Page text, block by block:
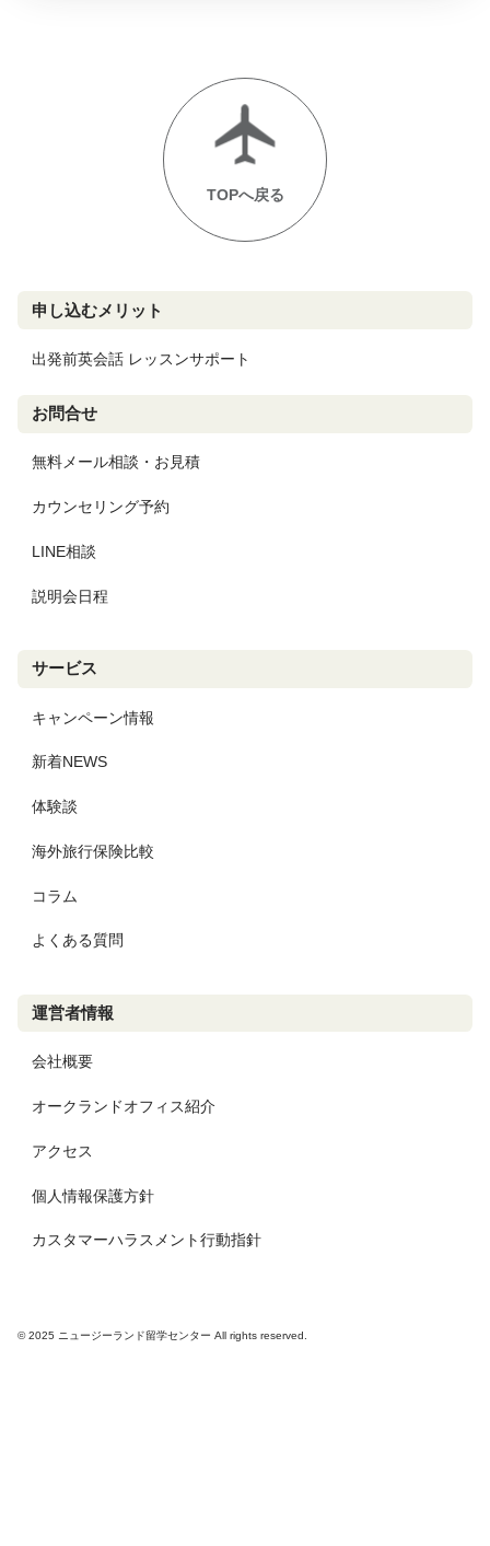
TOPへ戻る
申し込むメリット
出発前英会話 レッスンサポート
お問合せ
無料メール相談・お見積
カウンセリング予約
LINE相談
説明会日程
サービス
キャンペーン情報
新着NEWS
体験談
海外旅行保険比較
コラム
よくある質問
運営者情報
会社概要
オークランドオフィス紹介
アクセス
個人情報保護方針
カスタマーハラスメント行動指針
© 2025 ニュージーランド留学センター All rights reserved.